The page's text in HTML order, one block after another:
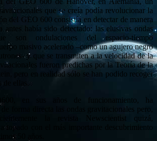
que se creía podía revolucionar la
del GEO 600 consistía en detectar de manera
antes había sido detectado: las elusivas ondas
son ondulaciones del espacio-tiempo
masivo acelerado –como un agujero negro
y que se transmiten a la velocidad de la
fueron predichas por la Teoría de la
pero en realidad sólo se han podido recoger
ellas.
en sus años de funcionamiento, ha
de forma directa las ondas gravitacionales pero,
la revista Newscientist quizá,
topado con el más importante descubrimiento
50 años.